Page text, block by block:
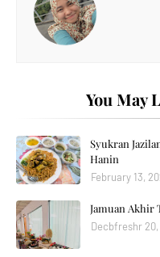
You May
Syukran
Hanin
February 13,
Jamuan Akhir
Decbfreshr 20,